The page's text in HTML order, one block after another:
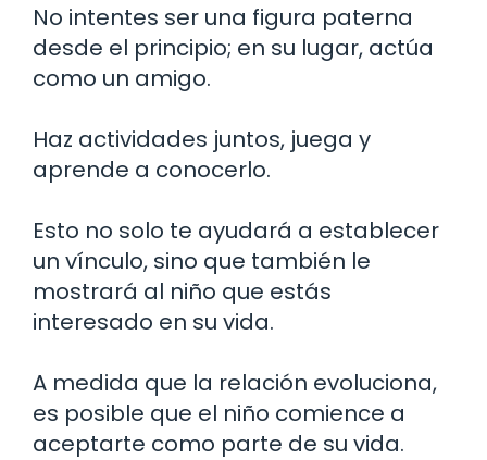
No intentes ser una figura paterna
desde el principio; en su lugar, actúa
como un amigo.
Haz actividades juntos, juega y
aprende a conocerlo.
Esto no solo te ayudará a establecer
un vínculo, sino que también le
mostrará al niño que estás
interesado en su vida.
A medida que la relación evoluciona,
es posible que el niño comience a
aceptarte como parte de su vida.